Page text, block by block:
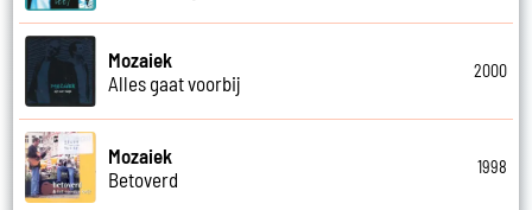
Mozaiek
Alles gaat voorbij
2000
Mozaiek
Betoverd
1998